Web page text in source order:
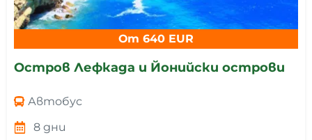
От 640 EUR
Остров Лефкада и Йонийски острови
Автобус
8 дни